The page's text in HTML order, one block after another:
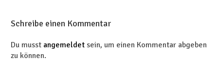
Schreibe einen Kommentar
Du musst angemeldet sein, um einen Kommentar abgeben
zu können.